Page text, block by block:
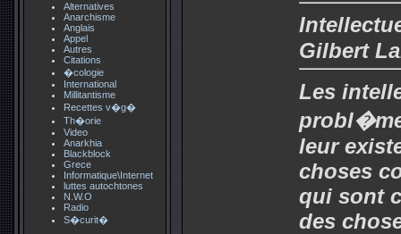
Alternatives
Anarchisme
Anglais
Appel
Autres
Citations
�cologie
International
Millitantisme
Recettes v�g�
Th�orie
Video
Anarkhia
Blackblock
Grece
Informatique\Internet
luttes autochtones
N.W.O
Radio
S�curit�
Gilbert
Les
leur
choses
qui sont
des